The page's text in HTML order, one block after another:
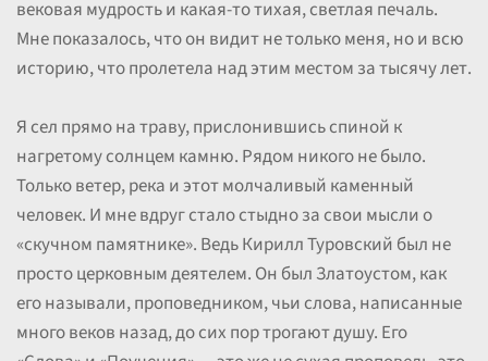
вековая мудрость и какая-то тихая, светлая печаль.
Мне показалось, что он видит не только меня, но и всю
историю, что пролетела над этим местом за тысячу лет.
Я сел прямо на траву, прислонившись спиной к
нагретому солнцем камню. Рядом никого не было.
Только ветер, река и этот молчаливый каменный
человек. И мне вдруг стало стыдно за свои мысли о
«скучном памятнике». Ведь Кирилл Туровский был не
просто церковным деятелем. Он был Златоустом, как
его называли, проповедником, чьи слова, написанные
много веков назад, до сих пор трогают душу. Его